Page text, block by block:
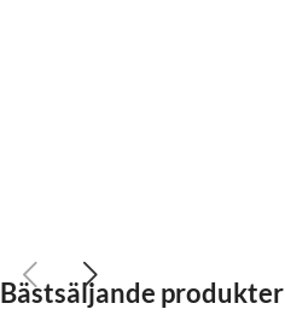
Bästsäljande produkter